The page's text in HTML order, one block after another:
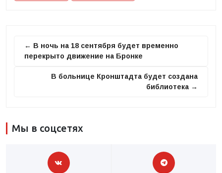
← В ночь на 18 сентября будет временно
перекрыто движение на Бронке
В больнице Кронштадта будет создана
библиотека →
Мы в соцсетях